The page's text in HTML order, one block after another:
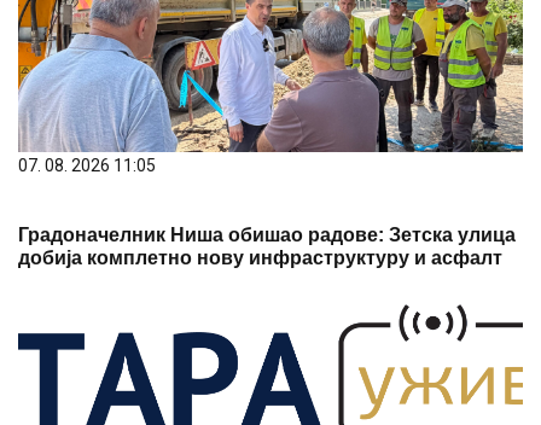
07. 08. 2026 11:05
Градоначелник Ниша обишао радове: Зетска улица
добија комплетно нову инфраструктуру и асфалт